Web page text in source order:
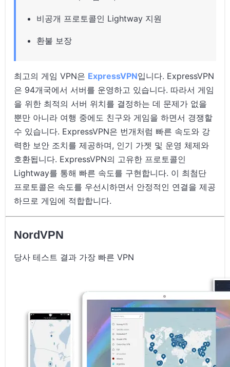
비공개 프로토콜인 Lightway 지원
환불 보장
최고의 게임 VPN은 ExpressVPN입니다. ExpressVPN
은 94개국에서 서버를 운영하고 있습니다. 따라서 게임
을 위한 최적의 서버 위치를 결정하는 데 문제가 없을
뿐만 아니라 여행 중에도 친구와 게임을 하면서 경쟁할
수 있습니다. ExpressVPN은 번개처럼 빠른 속도와 강
력한 보안 조치를 제공하며, 인기 가젯 및 운영 체제와
호환됩니다. ExpressVPN의 고유한 프로토콜인
Lightway를 통해 빠른 속도를 구현합니다. 이 최첨단
프로토콜은 속도를 우선시하면서 안정적인 연결을 제공
하므로 게임에 적합합니다.
NordVPN
당사 테스트 결과 가장 빠른 VPN